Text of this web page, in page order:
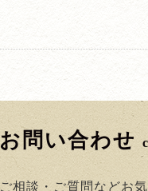
お問い合わせ
ご相談・ご質問などお